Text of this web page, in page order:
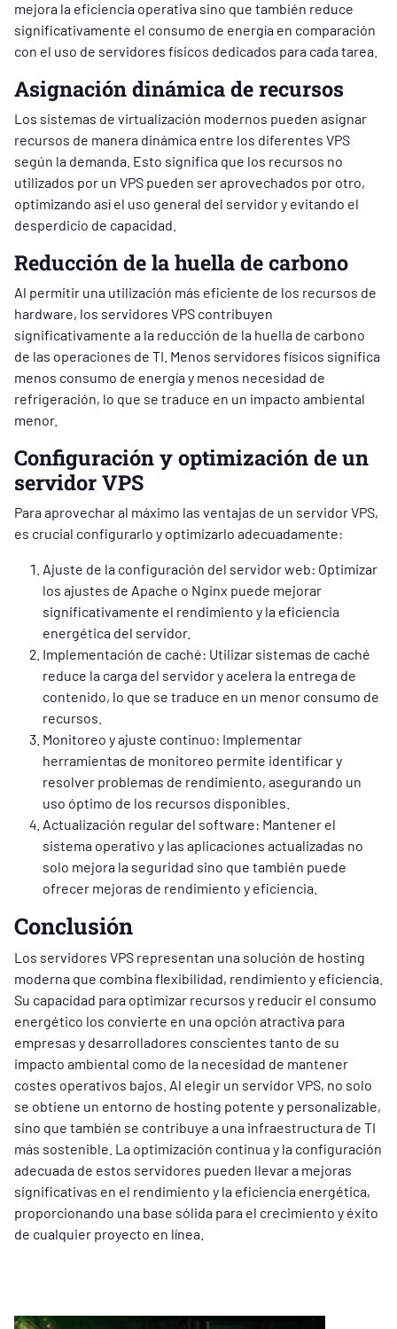
mejora la eficiencia operativa sino que también reduce
significativamente el consumo de energía en comparación
con el uso de servidores físicos dedicados para cada tarea.
Asignación dinámica de recursos
Los sistemas de virtualización modernos pueden asignar
recursos de manera dinámica entre los diferentes VPS
según la demanda. Esto significa que los recursos no
utilizados por un VPS pueden ser aprovechados por otro,
optimizando así el uso general del servidor y evitando el
desperdicio de capacidad.
Reducción de la huella de carbono
Al permitir una utilización más eficiente de los recursos de
hardware, los servidores VPS contribuyen
significativamente a la reducción de la huella de carbono
de las operaciones de TI. Menos servidores físicos significa
menos consumo de energía y menos necesidad de
refrigeración, lo que se traduce en un impacto ambiental
menor.
Configuración y optimización de un
servidor VPS
Para aprovechar al máximo las ventajas de un servidor VPS,
es crucial configurarlo y optimizarlo adecuadamente:
Ajuste de la configuración del servidor web: Optimizar
los ajustes de Apache o Nginx puede mejorar
significativamente el rendimiento y la eficiencia
energética del servidor.
Implementación de caché: Utilizar sistemas de caché
reduce la carga del servidor y acelera la entrega de
contenido, lo que se traduce en un menor consumo de
recursos.
Monitoreo y ajuste continuo: Implementar
herramientas de monitoreo permite identificar y
resolver problemas de rendimiento, asegurando un
uso óptimo de los recursos disponibles.
Actualización regular del software: Mantener el
sistema operativo y las aplicaciones actualizadas no
solo mejora la seguridad sino que también puede
ofrecer mejoras de rendimiento y eficiencia.
Conclusión
Los servidores VPS representan una solución de hosting
moderna que combina flexibilidad, rendimiento y eficiencia.
Su capacidad para optimizar recursos y reducir el consumo
energético los convierte en una opción atractiva para
empresas y desarrolladores conscientes tanto de su
impacto ambiental como de la necesidad de mantener
costes operativos bajos. Al elegir un servidor VPS, no solo
se obtiene un entorno de hosting potente y personalizable,
sino que también se contribuye a una infraestructura de TI
más sostenible. La optimización continua y la configuración
adecuada de estos servidores pueden llevar a mejoras
significativas en el rendimiento y la eficiencia energética,
proporcionando una base sólida para el crecimiento y éxito
de cualquier proyecto en línea.